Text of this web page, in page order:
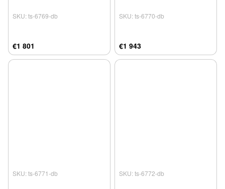
SKU: ts-6769-db
€1 801
SKU: ts-6770-db
€1 943
SKU: ts-6771-db SKU: ts-6772-db